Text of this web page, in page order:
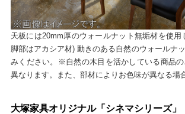
天板には20mm厚のウォールナット無垢材を使用
脚部はアカシア材) 動きのある自然のウォールナ
みください。※自然の木目を活かしている商品
異なります。また、部材によりお色味が異なる場
大塚家具オリジナル「シネマシリーズ」